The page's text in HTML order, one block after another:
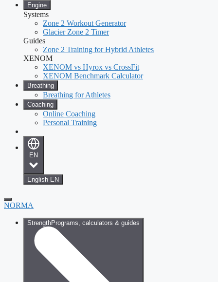
Engine
Systems
Zone 2 Workout Generator
Glacier Zone 2 Timer
Guides
Zone 2 Training for Hybrid Athletes
XENOM
XENOM vs Hyrox vs CrossFit
XENOM Benchmark Calculator
Breathing
Breathing for Athletes
Coaching
Online Coaching
Personal Training
EN
English EN
NORMA
StrengthPrograms, calculators & guides